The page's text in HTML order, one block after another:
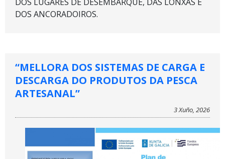
DOS ANCORADOIROS.
“MELLORA DOS SISTEMAS DE CARGA E
DESCARGA DO PRODUTOS DA PESCA
ARTESANAL”
3 Xuño, 2026